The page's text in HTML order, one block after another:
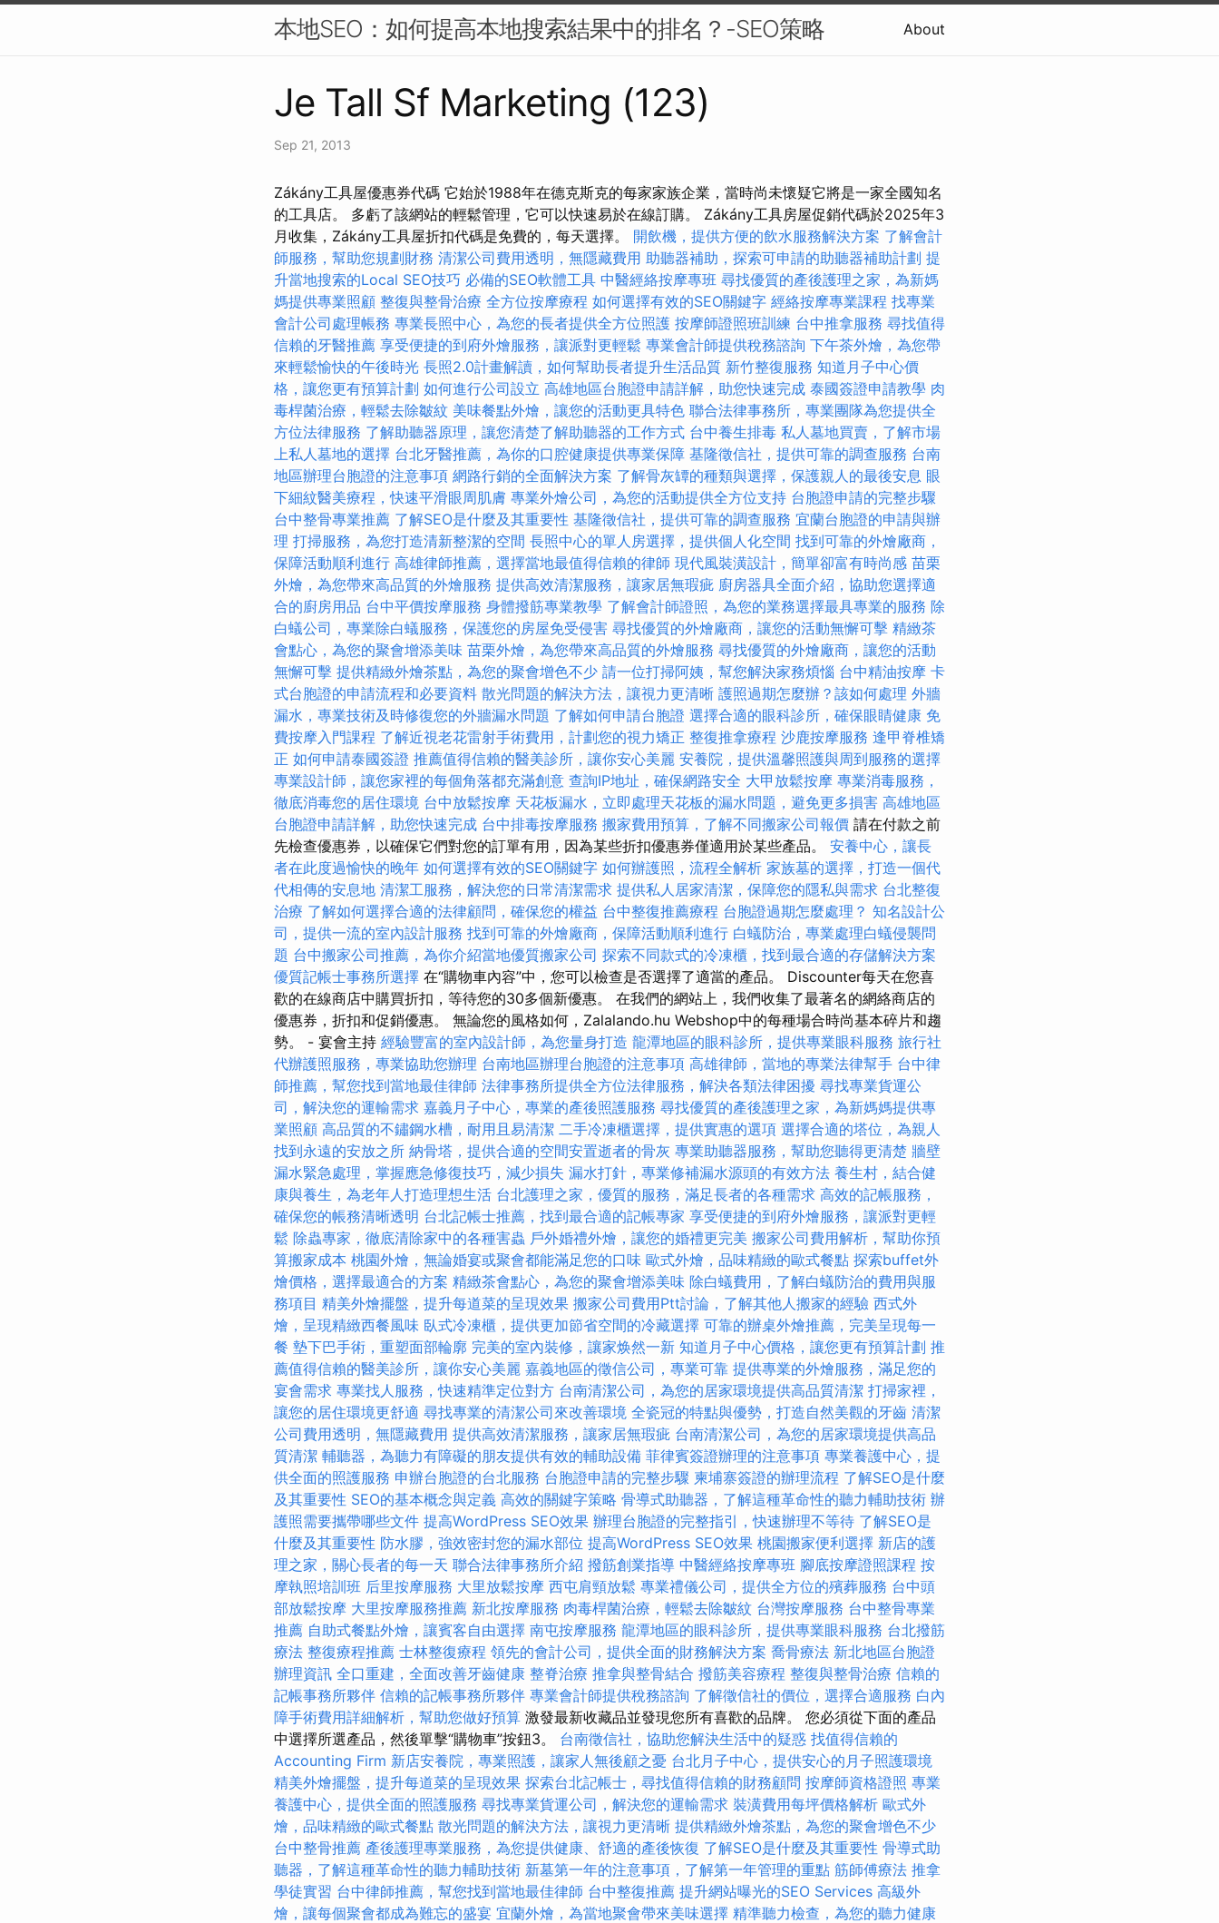
本地SEO：如何提高本地搜索結果中的排名？-SEO策略 About
Je Tall Sf Marketing (123)
Sep 21, 2013
Zákány工具屋優惠券代碼 它始於1988年在德克斯克的每家家族企業，當時尚未懷疑它將是一家全國知名
的工具店。 多虧了該網站的輕鬆管理，它可以快速易於在線訂購。 Zákány工具房屋促銷代碼於2025年3
月收集，Zákány工具屋折扣代碼是免費的，每天選擇。 開飲機，提供方便的飲水服務解決方案 了解會計
師服務，幫助您規劃財務 清潔公司費用透明，無隱藏費用 助聽器補助，探索可申請的助聽器補助計劃 提
升當地搜索的Local SEO技巧 必備的SEO軟體工具 中醫經絡按摩專班 尋找優質的產後護理之家，為新媽
媽提供專業照顧 整復與整骨治療 全方位按摩療程 如何選擇有效的SEO關鍵字 經絡按摩專業課程 找專業
會計公司處理帳務 專業長照中心，為您的長者提供全方位照護 按摩師證照班訓練 台中推拿服務 尋找值得
信賴的牙醫推薦 享受便捷的到府外燴服務，讓派對更輕鬆 專業會計師提供稅務諮詢 下午茶外燴，為您帶
來輕鬆愉快的午後時光 長照2.0計畫解讀，如何幫助長者提升生活品質 新竹整復服務 知道月子中心價
格，讓您更有預算計劃 如何進行公司設立 高雄地區台胞證申請詳解，助您快速完成 泰國簽證申請教學 肉
毒桿菌治療，輕鬆去除皺紋 美味餐點外燴，讓您的活動更具特色 聯合法律事務所，專業團隊為您提供全
方位法律服務 了解助聽器原理，讓您清楚了解助聽器的工作方式 台中養生排毒 私人墓地買賣，了解市場
上私人墓地的選擇 台北牙醫推薦，為你的口腔健康提供專業保障 基隆徵信社，提供可靠的調查服務 台南
地區辦理台胞證的注意事項 網路行銷的全面解決方案 了解骨灰罈的種類與選擇，保護親人的最後安息 眼
下細紋醫美療程，快速平滑眼周肌膚 專業外燴公司，為您的活動提供全方位支持 台胞證申請的完整步驟
台中整骨專業推薦 了解SEO是什麼及其重要性 基隆徵信社，提供可靠的調查服務 宜蘭台胞證的申請與辦
理 打掃服務，為您打造清新整潔的空間 長照中心的單人房選擇，提供個人化空間 找到可靠的外燴廠商，
保障活動順利進行 高雄律師推薦，選擇當地最值得信賴的律師 現代風裝潢設計，簡單卻富有時尚感 苗栗
外燴，為您帶來高品質的外燴服務 提供高效清潔服務，讓家居無瑕疵 廚房器具全面介紹，協助您選擇適
合的廚房用品 台中平價按摩服務 身體撥筋專業教學 了解會計師證照，為您的業務選擇最具專業的服務 除
白蟻公司，專業除白蟻服務，保護您的房屋免受侵害 尋找優質的外燴廠商，讓您的活動無懈可擊 精緻茶
會點心，為您的聚會增添美味 苗栗外燴，為您帶來高品質的外燴服務 尋找優質的外燴廠商，讓您的活動
無懈可擊 提供精緻外燴茶點，為您的聚會增色不少 請一位打掃阿姨，幫您解決家務煩惱 台中精油按摩 卡
式台胞證的申請流程和必要資料 散光問題的解決方法，讓視力更清晰 護照過期怎麼辦？該如何處理 外牆
漏水，專業技術及時修復您的外牆漏水問題 了解如何申請台胞證 選擇合適的眼科診所，確保眼睛健康 免
費按摩入門課程 了解近視老花雷射手術費用，計劃您的視力矯正 整復推拿療程 沙鹿按摩服務 逢甲脊椎矯
正 如何申請泰國簽證 推薦值得信賴的醫美診所，讓你安心美麗 安養院，提供溫馨照護與周到服務的選擇
專業設計師，讓您家裡的每個角落都充滿創意 查詢IP地址，確保網路安全 大甲放鬆按摩 專業消毒服務，
徹底消毒您的居住環境 台中放鬆按摩 天花板漏水，立即處理天花板的漏水問題，避免更多損害 高雄地區
台胞證申請詳解，助您快速完成 台中排毒按摩服務 搬家費用預算，了解不同搬家公司報價 請在付款之前
先檢查優惠券，以確保它們對您的訂單有用，因為某些折扣優惠券僅適用於某些產品。 安養中心，讓長
者在此度過愉快的晚年 如何選擇有效的SEO關鍵字 如何辦護照，流程全解析 家族墓的選擇，打造一個代
代相傳的安息地 清潔工服務，解決您的日常清潔需求 提供私人居家清潔，保障您的隱私與需求 台北整復
治療 了解如何選擇合適的法律顧問，確保您的權益 台中整復推薦療程 台胞證過期怎麼處理？ 知名設計公
司，提供一流的室內設計服務 找到可靠的外燴廠商，保障活動順利進行 白蟻防治，專業處理白蟻侵襲問
題 台中搬家公司推薦，為你介紹當地優質搬家公司 探索不同款式的冷凍櫃，找到最合適的存儲解決方案
優質記帳士事務所選擇 在“購物車內容”中，您可以檢查是否選擇了適當的產品。 Discounter每天在您喜
歡的在線商店中購買折扣，等待您的30多個新優惠。 在我們的網站上，我們收集了最著名的網絡商店的
優惠券，折扣和促銷優惠。 無論您的風格如何，Zalalando.hu Webshop中的每種場合時尚基本碎片和趨
勢。 - 宴會主持 經驗豐富的室內設計師，為您量身打造 龍潭地區的眼科診所，提供專業眼科服務 旅行社
代辦護照服務，專業協助您辦理 台南地區辦理台胞證的注意事項 高雄律師，當地的專業法律幫手 台中律
師推薦，幫您找到當地最佳律師 法律事務所提供全方位法律服務，解決各類法律困擾 尋找專業貨運公
司，解決您的運輸需求 嘉義月子中心，專業的產後照護服務 尋找優質的產後護理之家，為新媽媽提供專
業照顧 高品質的不鏽鋼水槽，耐用且易清潔 二手冷凍櫃選擇，提供實惠的選項 選擇合適的塔位，為親人
找到永遠的安放之所 納骨塔，提供合適的空間安置逝者的骨灰 專業助聽器服務，幫助您聽得更清楚 牆壁
漏水緊急處理，掌握應急修復技巧，減少損失 漏水打針，專業修補漏水源頭的有效方法 養生村，結合健
康與養生，為老年人打造理想生活 台北護理之家，優質的服務，滿足長者的各種需求 高效的記帳服務，
確保您的帳務清晰透明 台北記帳士推薦，找到最合適的記帳專家 享受便捷的到府外燴服務，讓派對更輕
鬆 除蟲專家，徹底清除家中的各種害蟲 戶外婚禮外燴，讓您的婚禮更完美 搬家公司費用解析，幫助你預
算搬家成本 桃園外燴，無論婚宴或聚會都能滿足您的口味 歐式外燴，品味精緻的歐式餐點 探索buffet外
燴價格，選擇最適合的方案 精緻茶會點心，為您的聚會增添美味 除白蟻費用，了解白蟻防治的費用與服
務項目 精美外燴擺盤，提升每道菜的呈現效果 搬家公司費用Ptt討論，了解其他人搬家的經驗 西式外
燴，呈現精緻西餐風味 臥式冷凍櫃，提供更加節省空間的冷藏選擇 可靠的辦桌外燴推薦，完美呈現每一
餐 墊下巴手術，重塑面部輪廓 完美的室內裝修，讓家焕然一新 知道月子中心價格，讓您更有預算計劃 推
薦值得信賴的醫美診所，讓你安心美麗 嘉義地區的徵信公司，專業可靠 提供專業的外燴服務，滿足您的
宴會需求 專業找人服務，快速精準定位對方 台南清潔公司，為您的居家環境提供高品質清潔 打掃家裡，
讓您的居住環境更舒適 尋找專業的清潔公司來改善環境 全瓷冠的特點與優勢，打造自然美觀的牙齒 清潔
公司費用透明，無隱藏費用 提供高效清潔服務，讓家居無瑕疵 台南清潔公司，為您的居家環境提供高品
質清潔 輔聽器，為聽力有障礙的朋友提供有效的輔助設備 菲律賓簽證辦理的注意事項 專業養護中心，提
供全面的照護服務 申辦台胞證的台北服務 台胞證申請的完整步驟 柬埔寨簽證的辦理流程 了解SEO是什麼
及其重要性 SEO的基本概念與定義 高效的關鍵字策略 骨導式助聽器，了解這種革命性的聽力輔助技術 辦
護照需要攜帶哪些文件 提高WordPress SEO效果 辦理台胞證的完整指引，快速辦理不等待 了解SEO是
什麼及其重要性 防水膠，強效密封您的漏水部位 提高WordPress SEO效果 桃園搬家便利選擇 新店的護
理之家，關心長者的每一天 聯合法律事務所介紹 撥筋創業指導 中醫經絡按摩專班 腳底按摩證照課程 按
摩執照培訓班 后里按摩服務 大里放鬆按摩 西屯肩頸放鬆 專業禮儀公司，提供全方位的殯葬服務 台中頭
部放鬆按摩 大里按摩服務推薦 新北按摩服務 肉毒桿菌治療，輕鬆去除皺紋 台灣按摩服務 台中整骨專業
推薦 自助式餐點外燴，讓賓客自由選擇 南屯按摩服務 龍潭地區的眼科診所，提供專業眼科服務 台北撥筋
療法 整復療程推薦 士林整復療程 領先的會計公司，提供全面的財務解決方案 喬骨療法 新北地區台胞證
辦理資訊 全口重建，全面改善牙齒健康 整脊治療 推拿與整骨結合 撥筋美容療程 整復與整骨治療 信賴的
記帳事務所夥伴 信賴的記帳事務所夥伴 專業會計師提供稅務諮詢 了解徵信社的價位，選擇合適服務 白內
障手術費用詳細解析，幫助您做好預算 激發最新收藏品並發現您所有喜歡的品牌。 您必須從下面的產品
中選擇所選產品，然後單擊“購物車”按鈕3。 台南徵信社，協助您解決生活中的疑惑 找值得信賴的
Accounting Firm 新店安養院，專業照護，讓家人無後顧之憂 台北月子中心，提供安心的月子照護環境
精美外燴擺盤，提升每道菜的呈現效果 探索台北記帳士，尋找值得信賴的財務顧問 按摩師資格證照 專業
養護中心，提供全面的照護服務 尋找專業貨運公司，解決您的運輸需求 裝潢費用每坪價格解析 歐式外
燴，品味精緻的歐式餐點 散光問題的解決方法，讓視力更清晰 提供精緻外燴茶點，為您的聚會增色不少
台中整骨推薦 產後護理專業服務，為您提供健康、舒適的產後恢復 了解SEO是什麼及其重要性 骨導式助
聽器，了解這種革命性的聽力輔助技術 新墓第一年的注意事項，了解第一年管理的重點 筋師傅療法 推拿
學徒實習 台中律師推薦，幫您找到當地最佳律師 台中整復推薦 提升網站曝光的SEO Services 高級外
燴，讓每個聚會都成為難忘的盛宴 宜蘭外燴，為當地聚會帶來美味選擇 精準聽力檢查，為您的聽力健康